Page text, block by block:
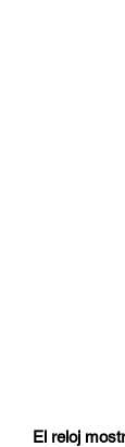
El reloj